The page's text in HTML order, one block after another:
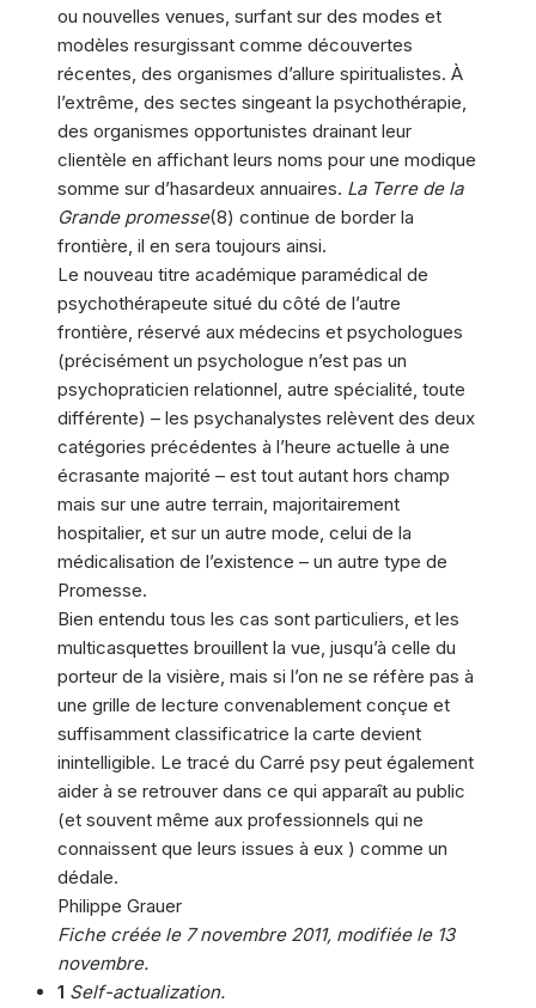
ou nouvelles venues, surfant sur des modes et
modèles resurgissant comme découvertes
récentes, des organismes d’allure spiritualistes. À
l’extrême, des sectes singeant la psychothérapie,
des organismes opportunistes drainant leur
clientèle en affichant leurs noms pour une modique
somme sur d’hasardeux annuaires. La Terre de la
Grande promesse(8) continue de border la
frontière, il en sera toujours ainsi.
Le nouveau titre académique paramédical de
psychothérapeute situé du côté de l’autre
frontière, réservé aux médecins et psychologues
(précisément un psychologue n’est pas un
psychopraticien relationnel, autre spécialité, toute
différente) – les psychanalystes relèvent des deux
catégories précédentes à l’heure actuelle à une
écrasante majorité – est tout autant hors champ
mais sur une autre terrain, majoritairement
hospitalier, et sur un autre mode, celui de la
médicalisation de l’existence – un autre type de
Promesse.
Bien entendu tous les cas sont particuliers, et les
multicasquettes brouillent la vue, jusqu’à celle du
porteur de la visière, mais si l’on ne se réfère pas à
une grille de lecture convenablement conçue et
suffisamment classificatrice la carte devient
inintelligible. Le tracé du Carré psy peut également
aider à se retrouver dans ce qui apparaît au public
(et souvent même aux professionnels qui ne
connaissent que leurs issues à eux ) comme un
dédale.
Philippe Grauer
Fiche créée le 7 novembre 2011, modifiée le 13
novembre.
1 Self-actualization.